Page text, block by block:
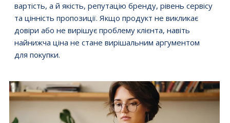
вартість, а й якість, репутацію бренду, рівень сервісу
та цінність пропозиції. Якщо продукт не викликає
довіри або не вирішує проблему клієнта, навіть
найнижча ціна не стане вирішальним аргументом
для покупки.